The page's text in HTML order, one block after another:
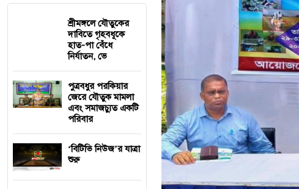
শ্রীমঙ্গলে যৌতুকের
দাবিতে গৃহবধূকে
হাত-পা বেঁধে
নির্যাতন, ভে
পুত্রবধুর পরকিয়ার
জেরে যৌতুক মামলা
এবং সমাজচ্যুত একটি
পরিবার
‘বিটিভি নিউজ’র যাত্রা
শুরু